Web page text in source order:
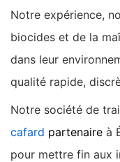
Notre expérience,
biocides et de la
dans leur
qualité rapide,
Notre société de
cafard partenaire à
pour mettre fin aux